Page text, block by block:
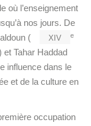
où l’enseignement
nos jours. De
(
xiv e
et Tahar Haddad
influence dans le
et de la culture en
occupation